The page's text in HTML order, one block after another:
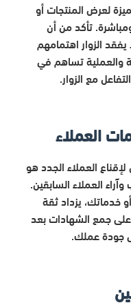
لعرض المنتجات أو
تأكد من أن
الزوار اهتمامهم
والعملية تساهم في
مع الزوار.
العملاء
العملاء الجدد هو
العملاء السابقين.
خدماتك، يزداد ثقة
على جمع الشهادات بعد
جودة عملك.